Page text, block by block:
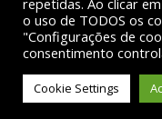
© Sinditest –
das instituições
repetidas. Ao clicar
o uso de TODOS os
"Configurações de
consentimento
Cookie Settings